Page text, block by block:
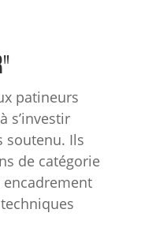
patineurs
s’investir
soutenu. Ils
de catégorie
encadrement